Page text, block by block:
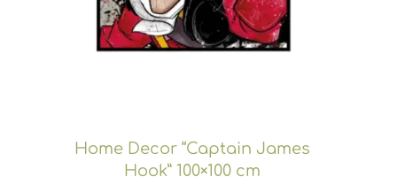
Home Decor “Captain James
Hook” 100×100 cm